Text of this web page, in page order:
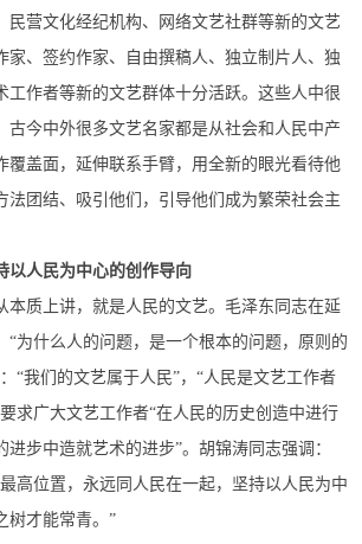
民营文化经纪机构、网络文艺社群等新的文艺
家、签约作家、自由撰稿人、独立制片人、独
工作者等新的文艺群体十分活跃。这些人中很
古今中外很多文艺名家都是从社会和人民中产
覆盖面，延伸联系手臂，用全新的眼光看待他
法团结、吸引他们，引导他们成为繁荣社会主
以人民为中心的创作导向
本质上讲，就是人民的文艺。毛泽东同志在延
“为什么人的问题，是一个根本的问题，原则的
“我们的文艺属于人民”，“人民是文艺工作者
求广大文艺工作者“在人民的历史创造中进行
步中造就艺术的进步”。胡锦涛同志强调：
高位置，永远同人民在一起，坚持以人民为中
树才能常青。”